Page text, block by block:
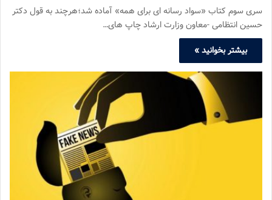
سری سوم کتاب «سواد رسانه ای برای همه» آماده شد؛هرچند به قول دکتر
حسین انتظامی -معاون وزارت ارشاد چاپ های…
بیشتر بخوانید »